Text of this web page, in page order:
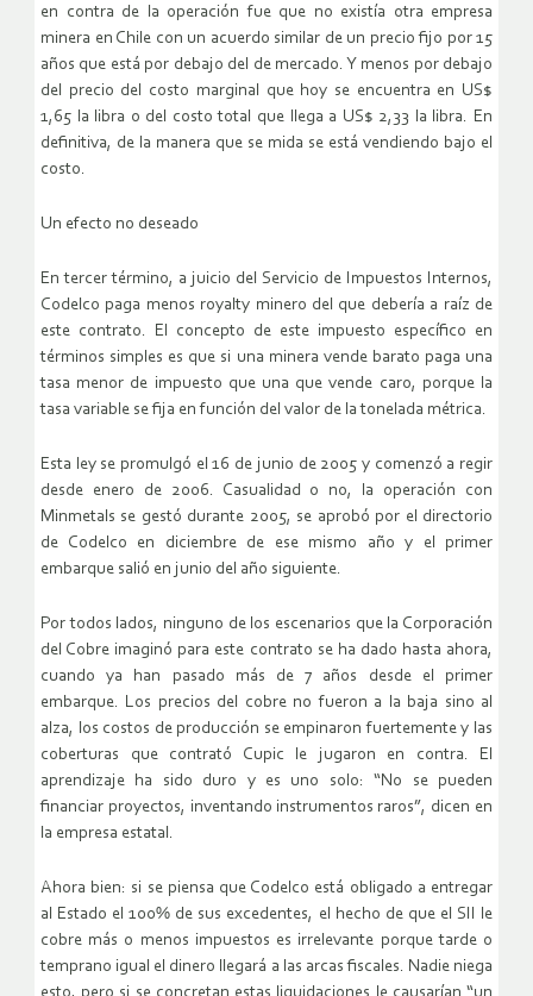
en contra de la operación fue que no existía otra empresa
minera en Chile con un acuerdo similar de un precio fijo por 15
años que está por debajo del de mercado. Y menos por debajo
del precio del costo marginal que hoy se encuentra en US$
1,65 la libra o del costo total que llega a US$ 2,33 la libra. En
definitiva, de la manera que se mida se está vendiendo bajo el
costo.
Un efecto no deseado
En tercer término, a juicio del Servicio de Impuestos Internos,
Codelco paga menos royalty minero del que debería a raíz de
este contrato. El concepto de este impuesto específico en
términos simples es que si una minera vende barato paga una
tasa menor de impuesto que una que vende caro, porque la
tasa variable se fija en función del valor de la tonelada métrica.
Esta ley se promulgó el 16 de junio de 2005 y comenzó a regir
desde enero de 2006. Casualidad o no, la operación con
Minmetals se gestó durante 2005, se aprobó por el directorio
de Codelco en diciembre de ese mismo año y el primer
embarque salió en junio del año siguiente.
Por todos lados, ninguno de los escenarios que la Corporación
del Cobre imaginó para este contrato se ha dado hasta ahora,
cuando ya han pasado más de 7 años desde el primer
embarque. Los precios del cobre no fueron a la baja sino al
alza, los costos de producción se empinaron fuertemente y las
coberturas que contrató Cupic le jugaron en contra. El
aprendizaje ha sido duro y es uno solo: “No se pueden
financiar proyectos, inventando instrumentos raros”, dicen en
la empresa estatal.
Ahora bien: si se piensa que Codelco está obligado a entregar
al Estado el 100% de sus excedentes, el hecho de que el SII le
cobre más o menos impuestos es irrelevante porque tarde o
temprano igual el dinero llegará a las arcas fiscales. Nadie niega